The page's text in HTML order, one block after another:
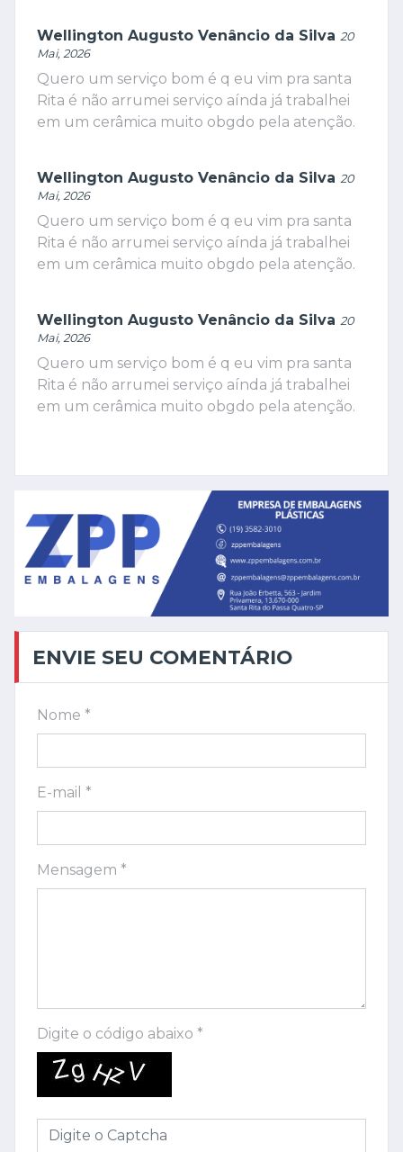
Wellington Augusto Venâncio da Silva 20
Mai, 2026
Quero um serviço bom é q eu vim pra santa
Rita é não arrumei serviço aínda já trabalhei
em um cerâmica muito obgdo pela atenção.
Wellington Augusto Venâncio da Silva 20
Mai, 2026
Quero um serviço bom é q eu vim pra santa
Rita é não arrumei serviço aínda já trabalhei
em um cerâmica muito obgdo pela atenção.
Wellington Augusto Venâncio da Silva 20
Mai, 2026
Quero um serviço bom é q eu vim pra santa
Rita é não arrumei serviço aínda já trabalhei
em um cerâmica muito obgdo pela atenção.
ENVIE SEU COMENTÁRIO
Nome *
E-mail *
Mensagem *
Digite o código abaixo *